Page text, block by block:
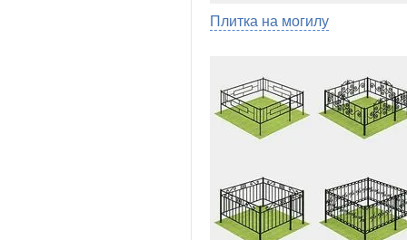
Плитка на могилу